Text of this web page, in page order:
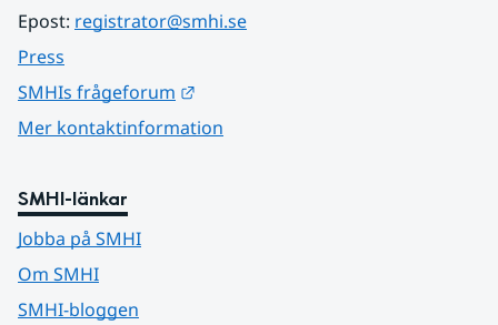
Epost: registrator@smhi.se
Press
SMHIs frågeforum
Mer kontaktinformation
SMHI-länkar
Jobba på SMHI
Om SMHI
SMHI-bloggen